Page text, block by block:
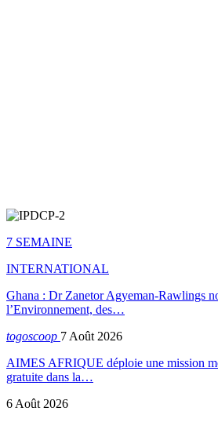
7 SEMAINE
INTERNATIONAL
Ghana : Dr Zanetor Agyeman-Rawlings
l’Environnement, des…
togoscoop 7 Août 2026
AIMES AFRIQUE déploie une mission
gratuite dans la…
6 Août 2026